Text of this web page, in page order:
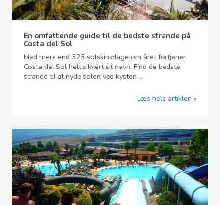
En omfattende guide til de bedste strande på
Costa del Sol
Med mere end 325 solskinsdage om året fortjener
Costa del Sol helt sikkert sit navn. Find de bedste
strande til at nyde solen ved kysten ...
Læs hele artiklen